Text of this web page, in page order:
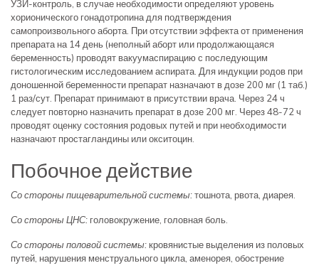
УЗИ-контроль, в случае необходимости определяют уровень
хорионического гонадотропина для подтверждения
самопроизвольного аборта. При отсутствии эффекта от применения
препарата на 14 день (неполный аборт или продолжающаяся
беременность) проводят вакуумаспирацию с последующим
гистологическим исследованием аспирата. Для индукции родов при
доношенной беременности препарат назначают в дозе 200 мг (1 таб.)
1 раз/сут. Препарат принимают в присутствии врача. Через 24 ч
следует повторно назначить препарат в дозе 200 мг. Через 48-72 ч
проводят оценку состояния родовых путей и при необходимости
назначают простагландины или окситоцин.
Побочное действие
Со стороны пищеварительной системы:тошнота, рвота, диарея.
Со стороны ЦНС: головокружение, головная боль.
Со стороны половой системы: кровянистые выделения из половых
путей, нарушения менструального цикла, аменорея, обострение